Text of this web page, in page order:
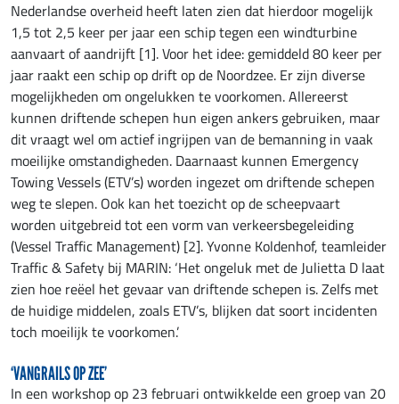
Nederlandse overheid heeft laten zien dat hierdoor mogelijk
1,5 tot 2,5 keer per jaar een schip tegen een windturbine
aanvaart of aandrijft [1]. Voor het idee: gemiddeld 80 keer per
jaar raakt een schip op drift op de Noordzee. Er zijn diverse
mogelijkheden om ongelukken te voorkomen. Allereerst
kunnen driftende schepen hun eigen ankers gebruiken, maar
dit vraagt wel om actief ingrijpen van de bemanning in vaak
moeilijke omstandigheden. Daarnaast kunnen Emergency
Towing Vessels (ETV’s) worden ingezet om driftende schepen
weg te slepen. Ook kan het toezicht op de scheepvaart
worden uitgebreid tot een vorm van verkeersbegeleiding
(Vessel Traffic Management) [2]. Yvonne Koldenhof, teamleider
Traffic & Safety bij MARIN: ‘Het ongeluk met de Julietta D laat
zien hoe reëel het gevaar van driftende schepen is. Zelfs met
de huidige middelen, zoals ETV’s, blijken dat soort incidenten
toch moeilijk te voorkomen.’
‘VANGRAILS OP ZEE’
In een workshop op 23 februari ontwikkelde een groep van 20